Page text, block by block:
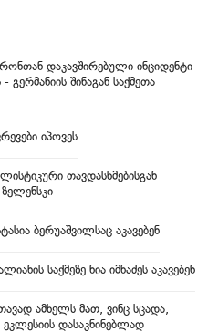
დაკავშირებული ინციდენტი
შინაგან საქმეთა
იპოვეს
თავდასხმებისგან
ბერუაშვილსაც აკავებენ
საქმეზე ნია იმნაძეს აკავებენ
ამხელს მათ, ვინც სცადა,
ეკლესიის დასაკნინებლად